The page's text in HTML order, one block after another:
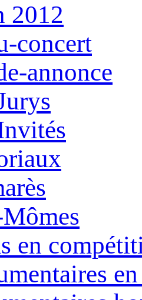
2012
concert
annonce
en